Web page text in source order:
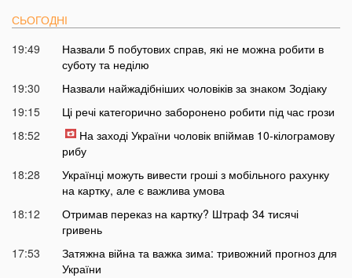
СЬОГОДНІ
19:49
Назвали 5 побутових справ, які не можна робити в
суботу та неділю
19:30
Назвали найжадібніших чоловіків за знаком Зодіаку
19:15
Ці речі категорично заборонено робити під час грози
18:52
На заході України чоловік впіймав 10-кілограмову
рибу
18:28
Українці можуть вивести гроші з мобільного рахунку
на картку, але є важлива умова
18:12
Отримав переказ на картку? Штраф 34 тисячі
гривень
17:53
Затяжна війна та важка зима: тривожний прогноз для
України